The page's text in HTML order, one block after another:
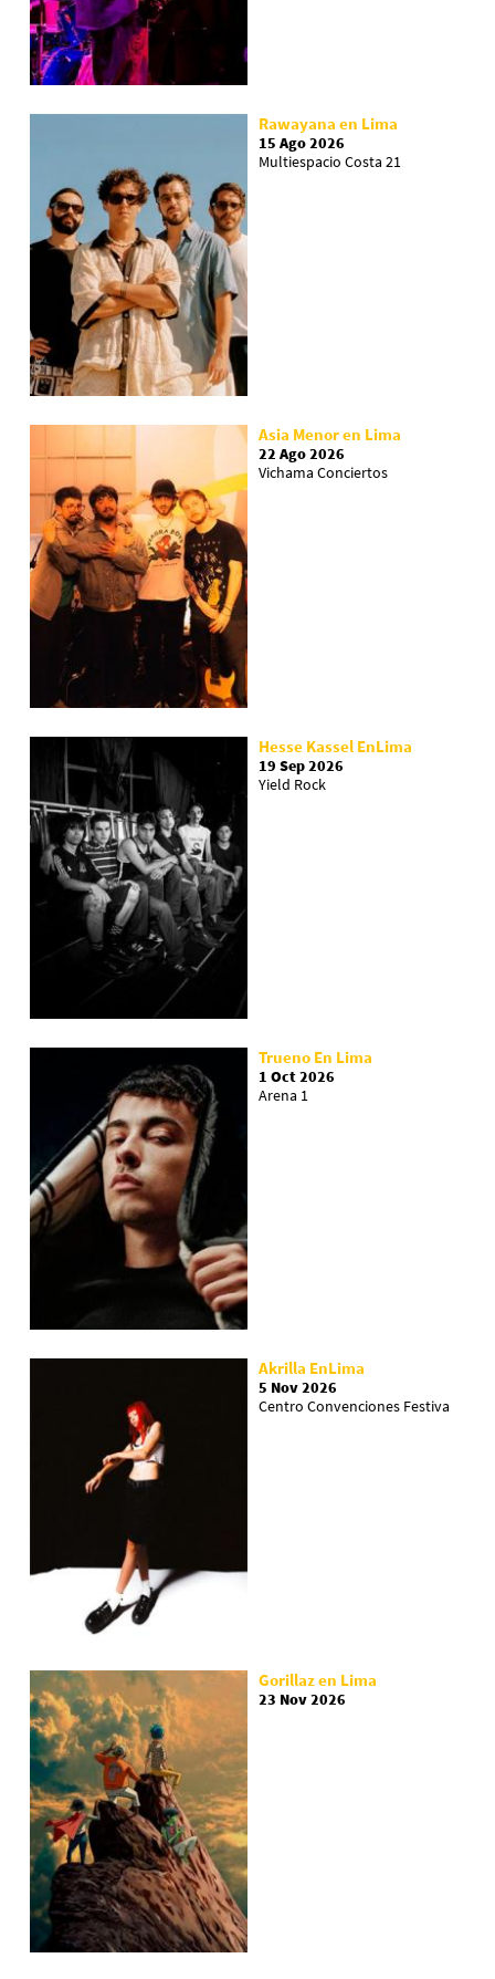
Rawayana en Lima
15 Ago 2026
Multiespacio Costa 21
Asia Menor en Lima
22 Ago 2026
Vichama Conciertos
Hesse Kassel EnLima
19 Sep 2026
Yield Rock
Trueno En Lima
1 Oct 2026
Arena 1
Akrilla EnLima
5 Nov 2026
Centro Convenciones Festiva
Gorillaz en Lima
23 Nov 2026